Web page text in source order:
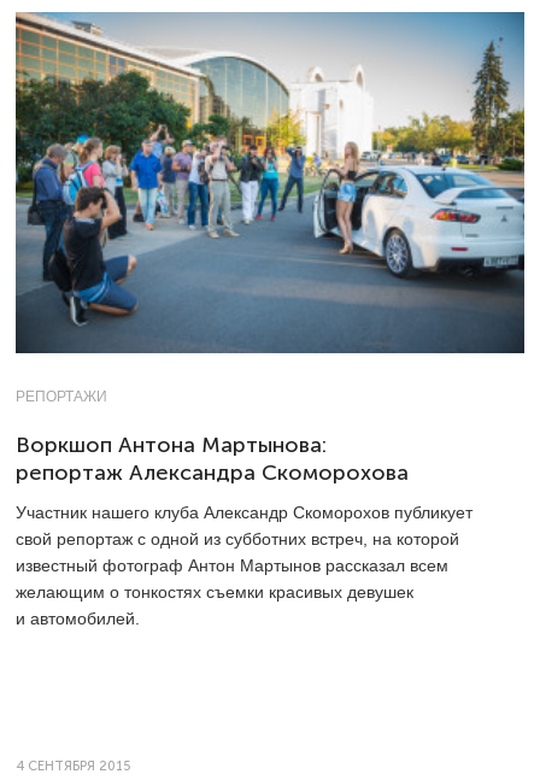
РЕПОРТАЖИ
Воркшоп Антона Мартынова:
репортаж Александра Скоморохова
Участник нашего клуба Александр Скоморохов публикует
свой репортаж с одной из субботних встреч, на которой
известный фотограф Антон Мартынов рассказал всем
желающим о тонкостях съемки красивых девушек
и автомобилей.
4 СЕНТЯБРЯ 2015